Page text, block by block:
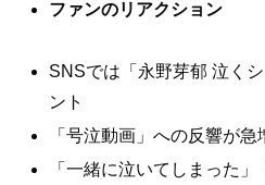
ファンのリアクション
SNSでは「永野芽郁 泣く
ント
「号泣動画」への反響が
「一緒に泣いてしまった